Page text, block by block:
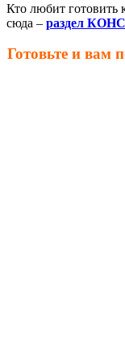
Кто любит готовить
сюда – раздел
Готовьте и вам